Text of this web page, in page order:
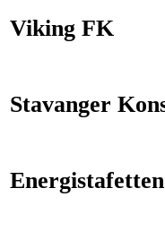
Viking FK
Stavanger
Energistafetten